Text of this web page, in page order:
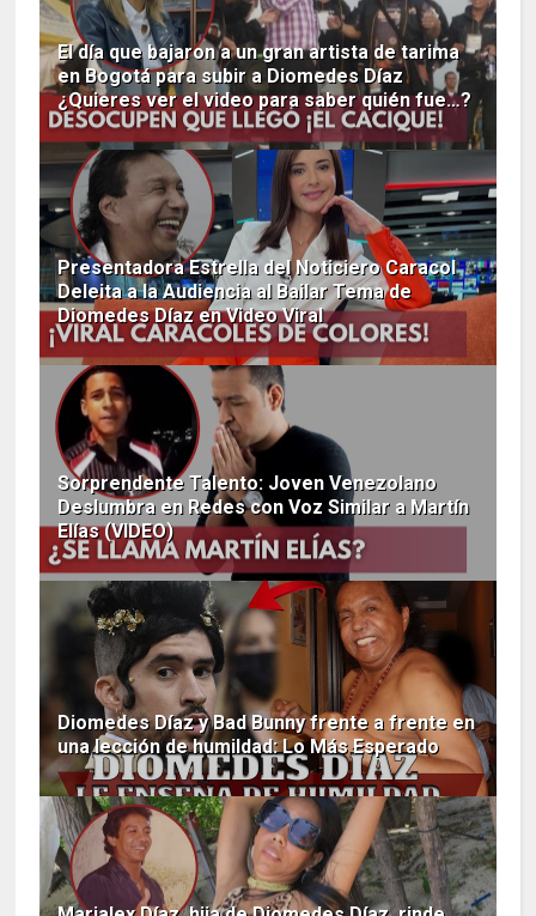
El día que bajaron a un gran artista de tarima
en Bogotá para subir a Diomedes Díaz
¿Quieres ver el video para saber quién fue…?
Presentadora Estrella del Noticiero Caracol
Deleita a la Audiencia al Bailar Tema de
Diomedes Díaz en Video Viral
Sorprendente Talento: Joven Venezolano
Deslumbra en Redes con Voz Similar a Martín
Elías (VIDEO)
Diomedes Díaz y Bad Bunny frente a frente en
una lección de humildad: Lo Más Esperado